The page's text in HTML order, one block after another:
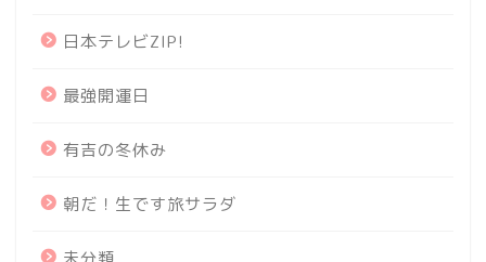
日本テレビZIP!
最強開運日
有吉の冬休み
朝だ！生です旅サラダ